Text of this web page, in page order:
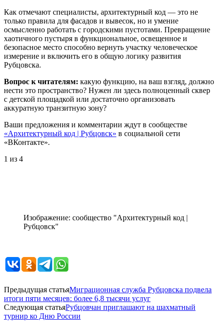
Как отмечают специалисты, архитектурный код — это не
только правила для фасадов и вывесок, но и умение
осмысленно работать с городскими пустотами. Превращение
хаотичного пустыря в функциональное, освещенное и
безопасное место способно вернуть участку человеческое
измерение и включить его в общую логику развития
Рубцовска.
Вопрос к читателям: какую функцию, на ваш взгляд, должно
нести это пространство? Нужен ли здесь полноценный сквер
с детской площадкой или достаточно организовать
аккуратную транзитную зону?
Ваши предложения и комментарии ждут в сообществе
«Архитектурный код | Рубцовск» в социальной сети
«ВКонтакте».
1 из 4
Изображение: сообщество "Архитектурный код |
Рубцовск"
Предыдущая статьяМиграционная служба Рубцовска подвела
итоги пяти месяцев: более 6,8 тысячи услуг
Следующая статьяРубцовчан приглашают на шахматный
турнир ко Дню России